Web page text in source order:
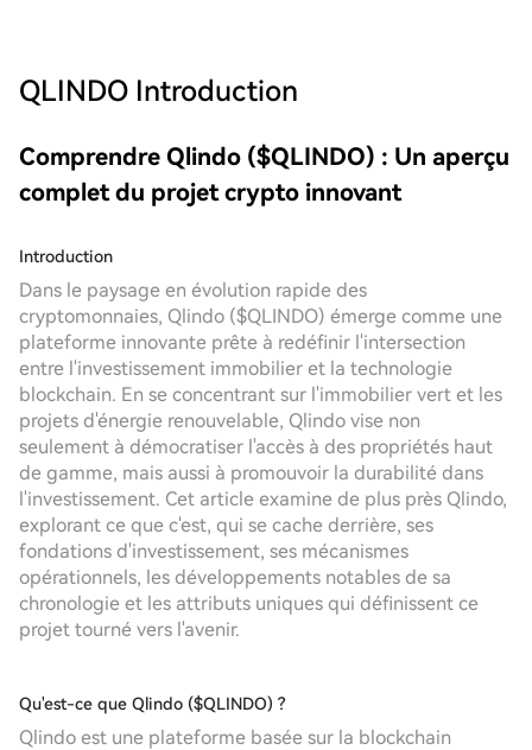
QLINDO Introduction
Comprendre Qlindo ($QLINDO) : Un aperçu
complet du projet crypto innovant
Introduction
Dans le paysage en évolution rapide des
cryptomonnaies, Qlindo ($QLINDO) émerge comme une
plateforme innovante prête à redéfinir l'intersection
entre l'investissement immobilier et la technologie
blockchain. En se concentrant sur l'immobilier vert et les
projets d'énergie renouvelable, Qlindo vise non
seulement à démocratiser l'accès à des propriétés haut
de gamme, mais aussi à promouvoir la durabilité dans
l'investissement. Cet article examine de plus près Qlindo,
explorant ce que c'est, qui se cache derrière, ses
fondations d'investissement, ses mécanismes
opérationnels, les développements notables de sa
chronologie et les attributs uniques qui définissent ce
projet tourné vers l'avenir.
Qu'est-ce que Qlindo ($QLINDO) ?
Qlindo est une plateforme basée sur la blockchain